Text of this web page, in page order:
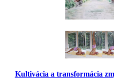
Kultivácia a transformácia